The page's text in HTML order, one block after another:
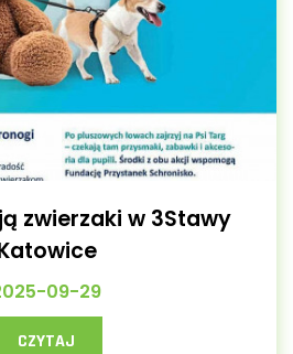
zwierzaki w 3Stawy
09-29
CZYTAJ